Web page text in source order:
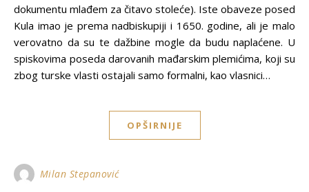
dokumentu mlađem za čitavo stoleće). Iste obaveze posed
Kula imao je prema nadbiskupiji i 1650. godine, ali je malo
verovatno da su te dažbine mogle da budu naplaćene. U
spiskovima poseda darovanih mađarskim plemićima, koji su
zbog turske vlasti ostajali samo formalni, kao vlasnici…
OPŠIRNIJE
Milan Stepanović